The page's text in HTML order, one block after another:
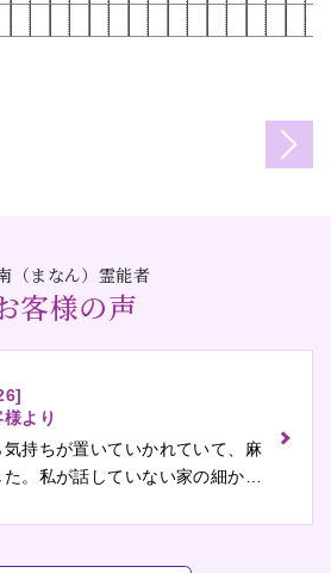
（まなん）霊能者
客様の声
]
より
持ちが置いていかれていて、麻
。私が話していない家の細かい
に伝えたいことをそのまま言わ